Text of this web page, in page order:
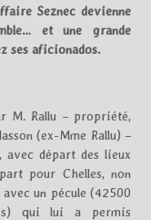
Seznec devienne
et une grande
ses aficionados.
M. Rallu – propriété,
(ex-Mme Rallu) –
départ des lieux
pour Chelles, non
un pécule (42500
qui lui a permis